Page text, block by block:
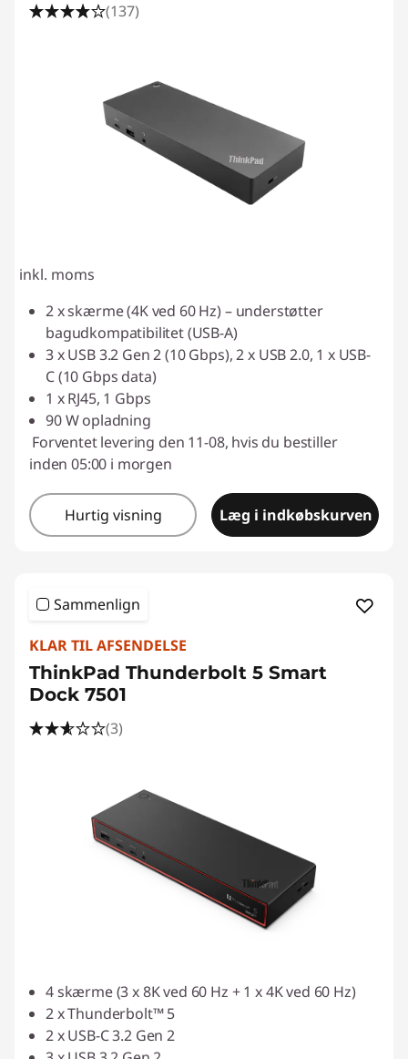
(137)
inkl. moms
2 x skærme (4K ved 60 Hz) – understøtter
bagudkompatibilitet (USB-A)
3 x USB 3.2 Gen 2 (10 Gbps), 2 x USB 2.0, 1 x USB-
C (10 Gbps data)
1 x RJ45, 1 Gbps
90 W opladning
Forventet levering den 11-08, hvis du bestiller
inden 05:00 i morgen
Hurtig visning Læg i indkøbskurven
Sammenlign
KLAR TIL AFSENDELSE
ThinkPad Thunderbolt 5 Smart
Dock 7501
(3)
4 skærme (3 x 8K ved 60 Hz + 1 x 4K ved 60 Hz)
2 x Thunderbolt™ 5
2 x USB-C 3.2 Gen 2